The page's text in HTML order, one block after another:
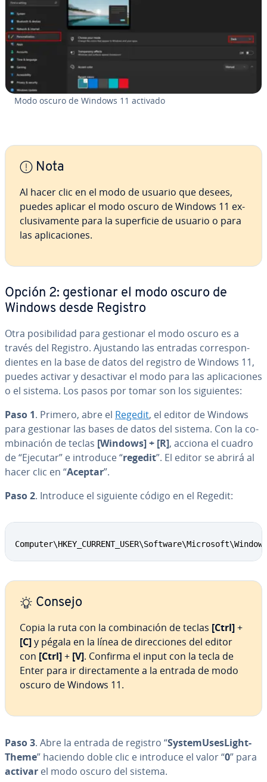
Modo oscuro de Windows 11 activado
Nota
Al hacer clic en el modo de usuario que desees,
puedes aplicar el modo oscuro de Windows 11 ex­
clu­si­va­me­n­te para la su­pe­r­fi­cie de usuario o para
las apli­ca­cio­nes.
Opción 2: gestionar el modo oscuro de
Windows desde Registro
Otra po­si­bi­li­dad para gestionar el modo oscuro es a
través del Registro. Ajustando las entradas co­rre­s­po­n­
die­n­tes en la base de datos del registro de Windows 11,
puedes activar y des­ac­ti­var el modo para las apli­ca­cio­nes
o el sistema. Los pasos por tomar son los si­guie­n­tes:
Paso 1. Primero, abre el Regedit, el editor de Windows
para gestionar las bases de datos del sistema. Con la co­
m­bi­na­ción de teclas [Windows]+ [R], acciona el cuadro
de “Ejecutar” e introduce “regedit”. El editor se abrirá al
hacer clic en “Aceptar”.
Paso 2. Introduce el siguiente código en el Regedit:
Consejo
Copia la ruta con la co­m­bi­na­ción de teclas [Ctrl]+
[C]y pégala en la línea de di­re­c­cio­nes del editor
con [Ctrl]+ [V]. Confirma el input con la tecla de
Enter para ir di­re­c­ta­me­n­te a la entrada de modo
oscuro de Windows 11.
Paso 3. Abre la entrada de registro “Sy­s­te­mU­se­s­Li­gh­t­
The­me” haciendo doble clic e introduce el valor “0” para
activar el modo oscuro del sistema.